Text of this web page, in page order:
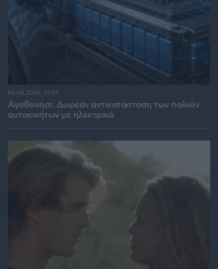
Αγαθονήσι: Δωρεάν αντικατάσταση των παλιών
αυτοκινήτων με ηλεκτρικά
06.08.2026, 10:07